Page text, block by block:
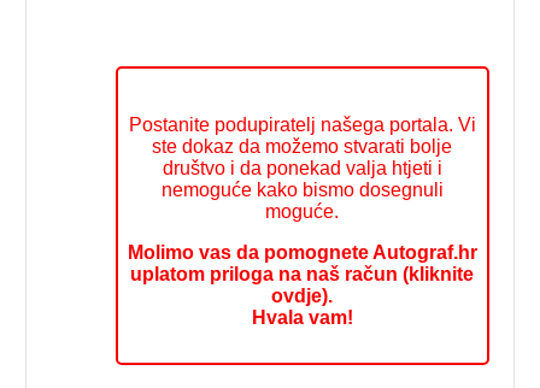
Postanite podupiratelj našega portala. Vi
ste dokaz da možemo stvarati bolje
društvo i da ponekad valja htjeti i
nemoguće kako bismo dosegnuli
moguće.
Molimo vas da pomognete Autograf.hr
uplatom priloga na naš račun (kliknite
ovdje).
Hvala vam!